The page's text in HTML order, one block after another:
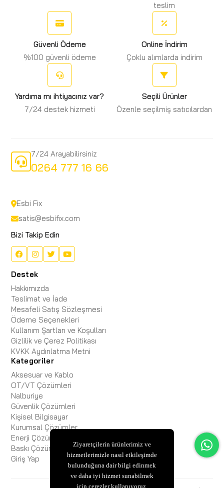
teslim
Güvenli Ödeme
%100 güvenli ödeme
Online İndirim
Çoklu alımlarda indirim
Yardıma mı ihtiyacınız var?
7/24 destek hizmeti
Seçili Ürünler
Özenle seçilmiş satıcılardan
7/24 Arayabilirsiniz
0264 777 16 66
Esbi Fix
satis@esbifix.com
Bizi Takip Edin
Destek
Hakkımızda
Teslimat ve İade
Mesafeli Satış Sözleşmesi
Ödeme Seçenekleri
Kullanım Şartları ve Koşulları
Gizlilik ve Çerez Politikası
KVKK Aydınlatma Metni
Kategoriler
Aksesuar ve Kablo
OT/VT Çözümleri
Nalburiye
Güvenlik Çözümleri
Kişisel Bilgisayar
Kurumsal Çözümler
Enerji Çözümleri
Baskı Çözümleri
Giriş Yap
Ziyaretçilerin ürünlerimiz ve
hizmetlerimizle nasıl etkileşimde
bulunduğuna dair bilgi edinmek
ve daha iyi hizmet sunabilmek
için çerezler kullanıyoruz.